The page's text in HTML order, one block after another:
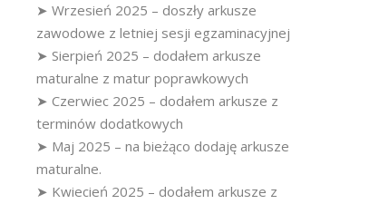
➤ Wrzesień 2025 – doszły arkusze
zawodowe z letniej sesji egzaminacyjnej
➤ Sierpień 2025 – dodałem arkusze
maturalne z matur poprawkowych
➤ Czerwiec 2025 – dodałem arkusze z
terminów dodatkowych
➤ Maj 2025 – na bieżąco dodaję arkusze
maturalne.
➤ Kwiecień 2025 – dodałem arkusze z